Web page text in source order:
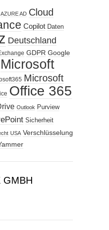
AZURE AD Cloud
Copilot Daten
Deutschland
GDPR Google
Microsoft
Microsoft
Office 365
Outlook Purview
Sicherheit
USA Verschlüsselung
GMBH